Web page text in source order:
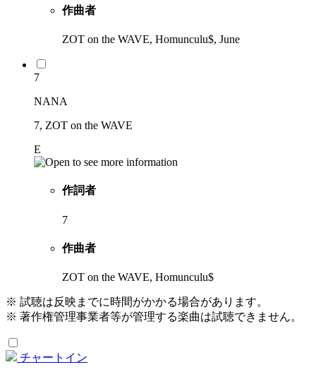
作曲者
ZOT on the WAVE, Homunculu$, June
7
NANA
7, ZOT on the WAVE
E
作詞者
7
作曲者
ZOT on the WAVE, Homunculu$
※ 試聴は反映までに時間がかかる場合があります。
※ 著作権管理事業者等が管理する楽曲は試聴できません。
チャートイン